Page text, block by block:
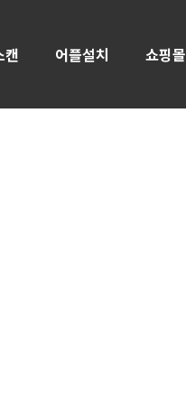
캔 어플설치 쇼핑몰